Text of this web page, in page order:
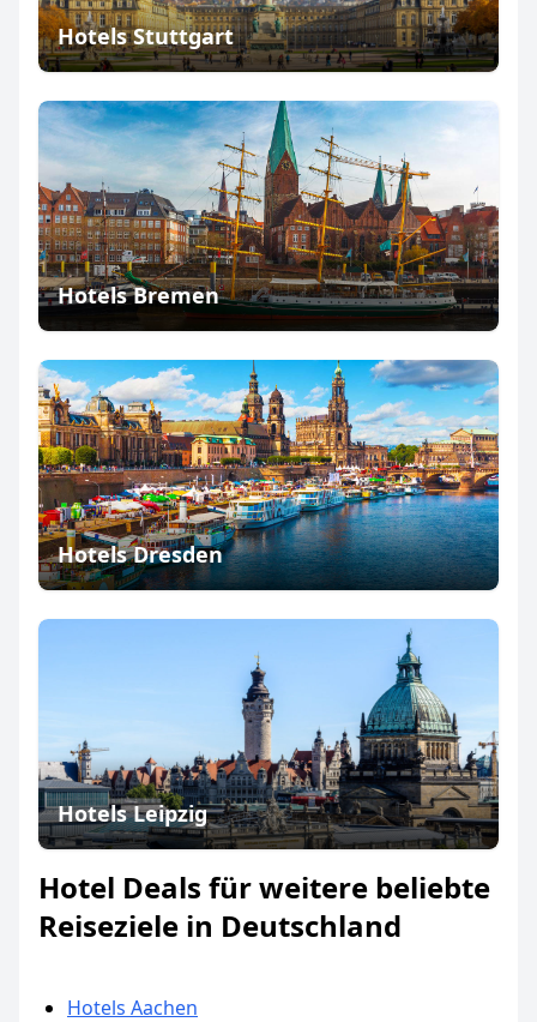
Hotels Stuttgart
Hotels Bremen
Hotels Dresden
Hotels Leipzig
Hotel Deals für weitere beliebte
Reiseziele in Deutschland
Hotels Aachen